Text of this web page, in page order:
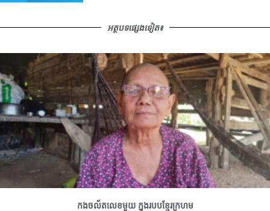
អត្ថបទផ្សេងទៀត៖
កងចល័តលេខមួយ ក្នុងរបបខ្មែរក្រហម